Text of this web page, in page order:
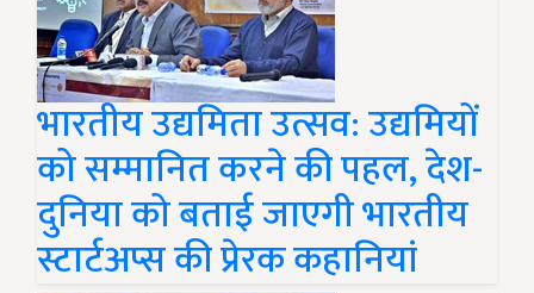
भारतीय उद्यमिता उत्सव: उद्यमियों
को सम्मानित करने की पहल, देश-
दुनिया को बताई जाएगी भारतीय
स्टार्टअप्स की प्रेरक कहानियां